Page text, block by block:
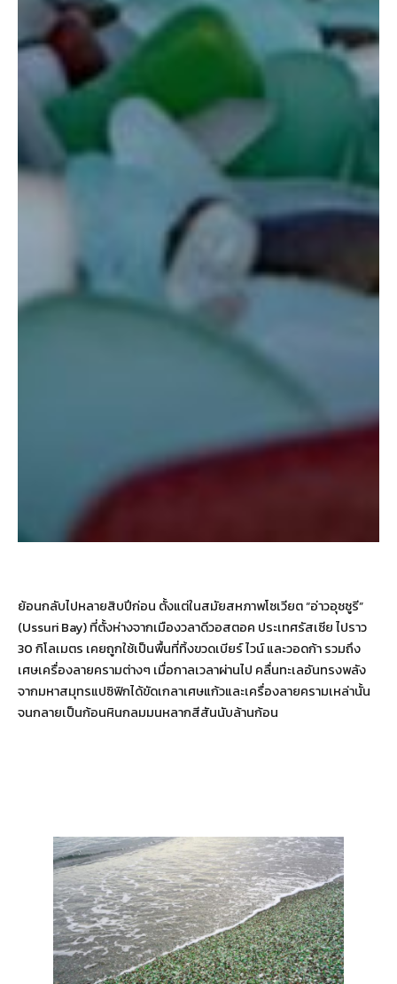
ย้อนกลับไปหลายสิบปีก่อน ตั้งแต่ในสมัยสหภาพโซเวียต “อ่าวอุซซูรี”
(Ussuri Bay) ที่ตั้งห่างจากเมืองวลาดีวอสตอค ประเทศรัสเซีย ไปราว
30 กิโลเมตร เคยถูกใช้เป็นพื้นที่ทิ้งขวดเบียร์ ไวน์ และวอดก้า รวมถึง
เศษเครื่องลายครามต่างๆ เมื่อกาลเวลาผ่านไป คลื่นทะเลอันทรงพลัง
จากมหาสมุทรแปซิฟิกได้ขัดเกลาเศษแก้วและเครื่องลายครามเหล่านั้น
จนกลายเป็นก้อนหินกลมมนหลากสีสันนับล้านก้อน